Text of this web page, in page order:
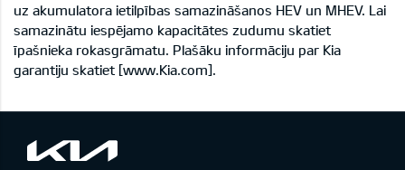
uz akumulatora ietilpības samazināšanos HEV un MHEV. Lai
samazinātu iespējamo kapacitātes zudumu skatiet
īpašnieka rokasgrāmatu. Plašāku informāciju par Kia
garantiju skatiet [www.Kia.com].